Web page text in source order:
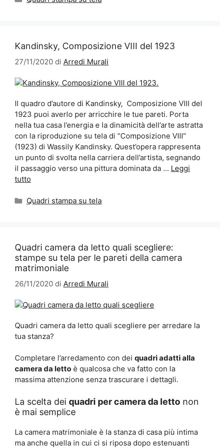
Kandinsky, Composizione VIII del 1923
27/11/2020 di Arredi Murali
Il quadro d’autore di Kandinsky, Composizione VIII del
1923 puoi averlo per arricchire le tue pareti. Porta
nella tua casa l’energia e la dinamicità dell’arte astratta
con la riproduzione su tela di “Composizione VIII”
(1923) di Wassily Kandinsky. Quest’opera rappresenta
un punto di svolta nella carriera dell’artista, segnando
il passaggio verso una pittura dominata da … Leggi
tutto
Categorie
Quadri stampa su tela
Quadri camera da letto quali scegliere:
stampe su tela per le pareti della camera
matrimoniale
26/11/2020 di Arredi Murali
Quadri camera da letto quali scegliere per arredare la
tua stanza?
Completare l’arredamento con dei quadri adatti alla
camera da letto è qualcosa che va fatto con la
massima attenzione senza trascurare i dettagli.
La scelta dei quadri per camera da letto non
è mai semplice
La camera matrimoniale è la stanza di casa più intima
ma anche quella in cui ci si riposa dopo estenuanti